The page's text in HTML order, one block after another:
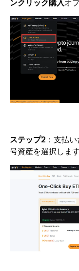
ンクリック購入オ
ステップ2 ：支払
号資産を選択します